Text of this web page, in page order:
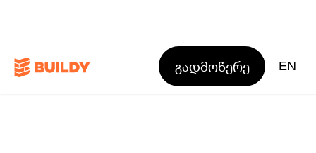
გადმოწერე EN